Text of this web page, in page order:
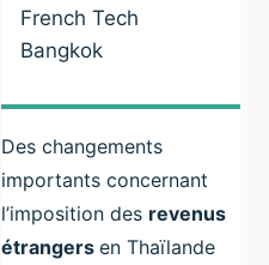
French Tech
Bangkok
Des changements
importants concernant
l’imposition des revenus
étrangers en Thaïlande